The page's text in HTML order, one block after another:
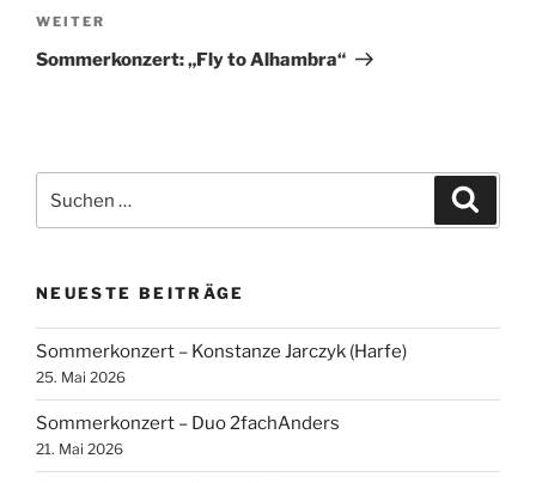
Nächster
Beitrag
WEITER
Sommerkonzert: „Fly to Alhambra“
nach:
NEUESTE BEITRÄGE
Sommerkonzert – Konstanze Jarczyk (Harfe)
25. Mai 2026
Sommerkonzert – Duo 2fachAnders
21. Mai 2026